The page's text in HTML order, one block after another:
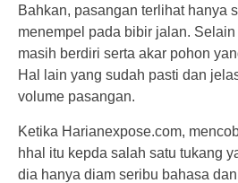
Bahkan, pasangan terlihat hanya
menempel pada bibir jalan.
masih berdiri serta akar pohon
Hal lain yang sudah pasti dan
volume pasangan.
Ketika Harianexpose.com,
hhal itu kepda salah satu tukang
dia hanya diam seribu bahasa